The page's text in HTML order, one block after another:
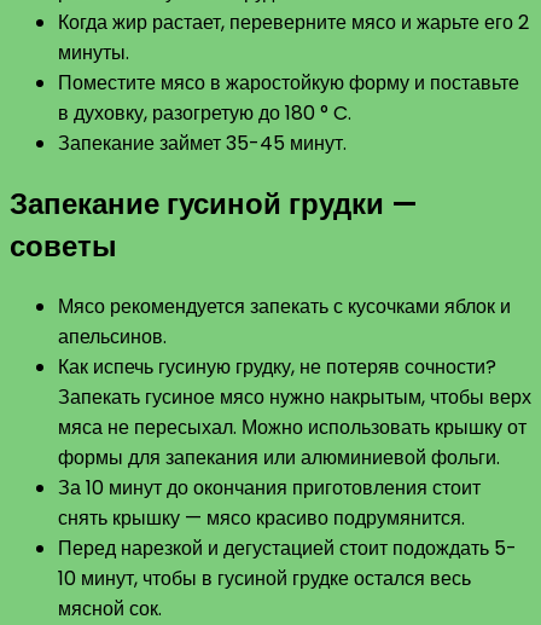
Когда жир растает, переверните мясо и жарьте его 2
минуты.
Поместите мясо в жаростойкую форму и поставьте
в духовку, разогретую до 180 ° C.
Запекание займет 35-45 минут.
Запекание гусиной грудки —
советы
Мясо рекомендуется запекать с кусочками яблок и
апельсинов.
Как испечь гусиную грудку, не потеряв сочности?
Запекать гусиное мясо нужно накрытым, чтобы верх
мяса не пересыхал. Можно использовать крышку от
формы для запекания или алюминиевой фольги.
За 10 минут до окончания приготовления стоит
снять крышку — мясо красиво подрумянится.
Перед нарезкой и дегустацией стоит подождать 5-
10 минут, чтобы в гусиной грудке остался весь
мясной сок.